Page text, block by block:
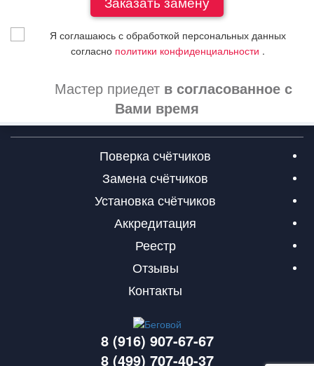
Я соглашаюсь с обработкой персональных данных
согласно политики конфиденциальности .
Мастер приедет в согласованное с
Вами время
Поверка счётчиков
Замена счётчиков
Установка счётчиков
Аккредитация
Реестр
Отзывы
Контакты
8 (916) 907-67-67
8 (499) 707-40-37